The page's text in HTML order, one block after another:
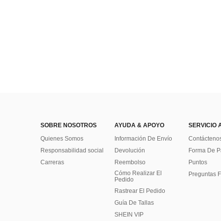
SOBRE NOSOTROS
Quienes Somos
Responsabilidad social
Carreras
AYUDA & APOYO
Información De Envío
Devolución
Reembolso
Cómo Realizar El
Pedido
Rastrear El Pedido
Guía De Tallas
SHEIN VIP
SERVICIO
Forma De
Puntos
Preguntas